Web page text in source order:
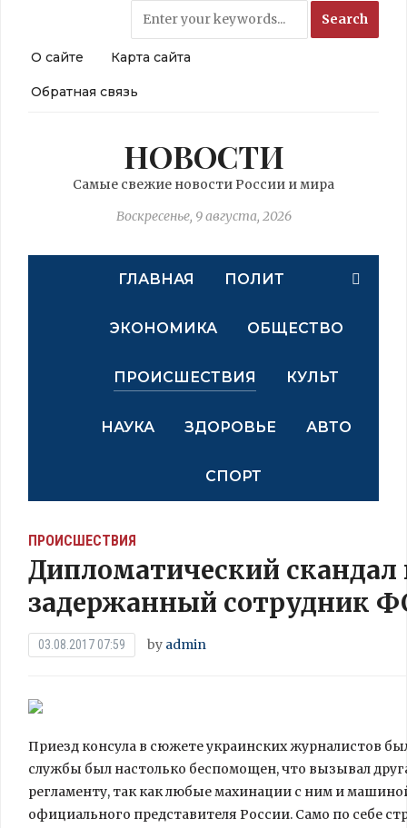
О сайте Карта сайта
Обратная связь
НОВОСТИ
Самые свежие новости России и мира
Воскресенье, 9 августа, 2026
ГЛАВНАЯ ПОЛИТ
ЭКОНОМИКА ОБЩЕСТВО
ПРОИСШЕСТВИЯ КУЛЬТ
НАУКА ЗДОРОВЬЕ АВТО
СПОРТ
ПРОИСШЕСТВИЯ
Дипломатический скандал
задержанный сотрудник
03.08.2017 07:59 by admin
Приезд консула в сюжете украинских журналистов
службы был настолько беспомощен, что вызывал
регламенту, так как любые махинации с ним и
официального представителя России. Само по себе